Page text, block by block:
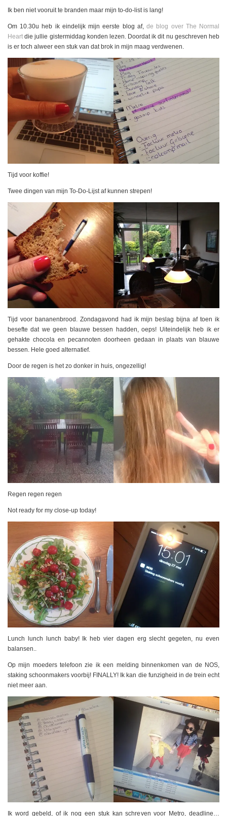
Ik ben niet vooruit te branden maar mijn to-do-list is lang!
Om 10.30u heb ik eindelijk mijn eerste blog af,de blog over The Normal
Heart die jullie gistermiddag konden lezen. Doordat ik dit nu geschreven heb
is er toch alweer een stuk van dat brok in mijn maag verdwenen.
Tijd voor koffie!
Twee dingen van mijn To-Do-Lijst af kunnen strepen!
Tijd voor bananenbrood. Zondagavond had ik mijn beslag bijna af toen ik
besefte dat we geen blauwe bessen hadden, oeps! Uiteindelijk heb ik er
gehakte chocola en pecannoten doorheen gedaan in plaats van blauwe
bessen. Hele goed alternatief.
Door de regen is het zo donker in huis, ongezellig!
Regen regen regen
Not ready for my close-up today!
Lunch lunch lunch baby! Ik heb vier dagen erg slecht gegeten, nu even
balansen..
Op mijn moeders telefoon zie ik een melding binnenkomen van de NOS,
staking schoonmakers voorbij! FINALLY! Ik kan die funzigheid in de trein echt
niet meer aan.
Ik word gebeld, of ik nog een stuk kan schreven voor Metro, deadline…